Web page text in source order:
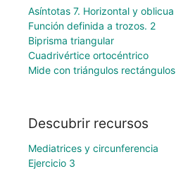
Asíntotas 7. Horizontal y oblicua
Función definida a trozos. 2
Biprisma triangular
Cuadrivértice ortocéntrico
Mide con triángulos rectángulos
Descubrir recursos
Mediatrices y circunferencia
Ejercicio 3